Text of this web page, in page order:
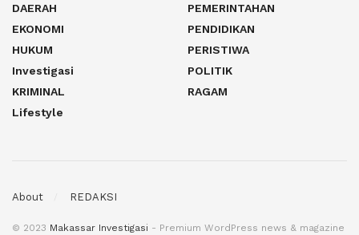
DAERAH
EKONOMI
HUKUM
Investigasi
KRIMINAL
Lifestyle
PEMERINTAHAN
PENDIDIKAN
PERISTIWA
POLITIK
RAGAM
About REDAKSI
© 2023 Makassar Investigasi - Premium WordPress news & magazine